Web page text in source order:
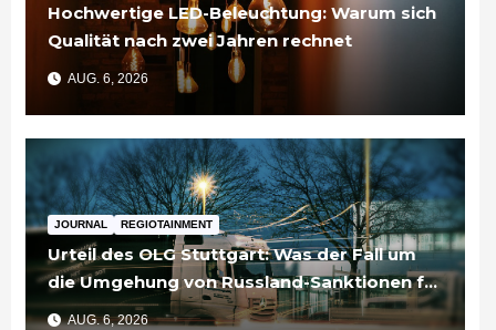
Hochwertige LED-Beleuchtung: Warum sich
Qualität nach zwei Jahren rechnet
AUG. 6, 2026
JOURNAL REGIOTAINMENT
Urteil des OLG Stuttgart: Was der Fall um
die Umgehung von Russland-Sanktionen für
Unternehmen bedeutet
AUG. 6, 2026